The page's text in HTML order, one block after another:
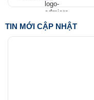
TIN MỚI CẬP NHẬT